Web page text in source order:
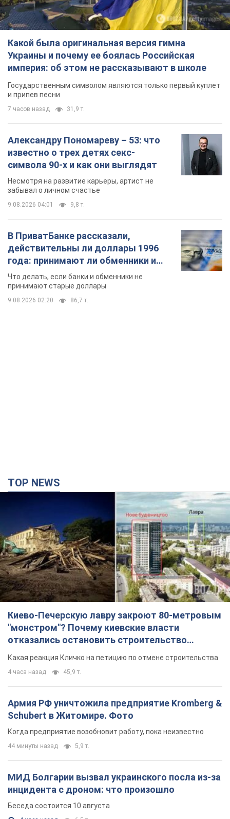
7 часов назад 31,9 т.
Александру Пономареву – 53: что
известно о трех детях секс-
символа 90-х и как они выглядят
забывал о личном счастье
действительны ли доллары 1996
года: принимают ли обменники и
банки такие купюры
принимают старые доллары
Киево-Печерскую лавру закроют 80-метровым
"монстром"? Почему киевские власти
отказались остановить строительство
небоскреба "московского верующего"
Какая реакция Кличко на петицию по отмене строительства
4 часа назад 45,9 т.
Армия РФ уничтожила предприятие Kromberg &
Schubert в Житомире. Фото
Когда предприятие возобновит работу, пока неизвестно
44 минуты назад 5,9 т.
МИД Болгарии вызвал украинского посла из-за
инцидента с дроном: что произошло
Беседа состоится 10 августа
4 часа назад 6,5 т.